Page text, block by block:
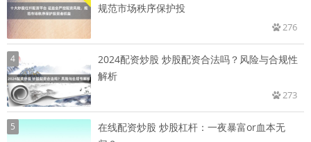
规范市场秩序保护投
276
4
2024配资炒股 炒股配资合法吗？风险与合规性
解析
273
5
在线配资炒股 炒股杠杆：一夜暴富or血本无